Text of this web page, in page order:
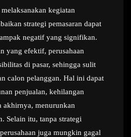
kegiatan
strategi pemasaran dapat
negatif yang signifikan.
yang efektif, perusahaan
di pasar, sehingga sulit
calon pelanggan. Hal ini dapat
penjualan, kehilangan
akhirnya, menurunkan
Selain itu, tanpa strategi
juga mungkin gagal